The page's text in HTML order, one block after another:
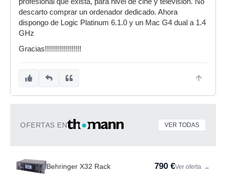
descarto comprar un ordenador dedicado. Ahora
dispongo de Logic Platinum 6.1.0 y un Mac G4 dual a 1.4
GHz
Gracias!!!!!!!!!!!!!!!!!!
OFERTAS EN VER TODAS
Behringer X32 Rack 790 €Ver oferta →